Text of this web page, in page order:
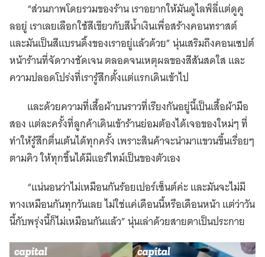
“ส่วนภาพโดยรวมของร้าน เราอยากให้มันดูไลฟ์ลี่แต่ดูคู
ลอยู่ เราเลยเลือกใช้สีเขียวกับสีน้ำเงินเพื่อสร้างคอนทราสต์
และมันเป็นสีแบรนดิ้งของเราอยู่แล้วด้วย” นุ่นเสริมถึงคอนเซปต์
หน้าร้านที่จัดวางชัดเจน ตลอดจนเหตุผลของสีสันสดใส และ
ความปลอดโปร่งที่เรารู้สึกตั้งแต่แรกเดินเข้าไป
และด้วยความที่เสื้อผ้าบนราวที่เรียงกันอยู่นี้เป็นเสื้อผ้ามือ
สอง แต่ละครั้งที่ลูกค้าเดินเข้าร้านย่อมต้องได้เจอของใหม่ๆ ที่
ทำให้รู้สึกตื่นเต้นได้ทุกครั้ง เพราะสินค้าจะนำมาแขวนขึ้นเรื่อยๆ
ตามคิว ให้ทุกชิ้นได้มีแอร์ไทม์เป็นของตัวเอง
“แน่นอนว่าไม่เหมือนกันร้อยเปอร์เซ็นต์ค่ะ และมันจะไม่มี
ทางเหมือนกันทุกวันเลย ไม่ใช่แค่เดือนนี้หรือเดือนหน้า แต่ว่าวัน
นี้กับพรุ่งนี้ก็ไม่เหมือนกันแล้ว” นุ่นเล่าด้วยสายตาเป็นประกาย